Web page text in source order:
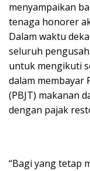
menyampaikan
tenaga honorer
Dalam waktu
seluruh
untuk mengikuti
dalam membayar
(PBJT) makanan
dengan pajak
“Bagi yang tetap